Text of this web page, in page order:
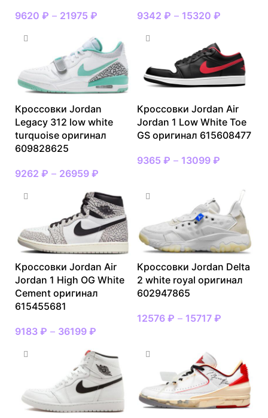
9620 ₽ – 21975 ₽ 9342 ₽ – 15320 ₽
Кроссовки Jordan
Legacy 312 low white
turquoise оригинал
609828625
9262 ₽ – 26959 ₽
Кроссовки Jordan Air
Jordan 1 Low White Toe
GS оригинал 615608477
9365 ₽ – 13099 ₽
Кроссовки Jordan Air
Jordan 1 High OG White
Cement оригинал
615455681
9183 ₽ – 36199 ₽
Кроссовки Jordan Delta
2 white royal оригинал
602947865
12576 ₽ – 15717 ₽